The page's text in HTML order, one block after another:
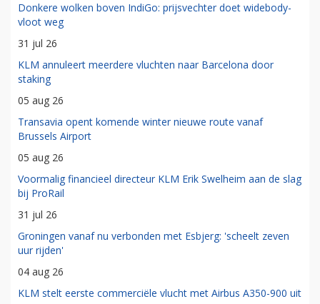
Donkere wolken boven IndiGo: prijsvechter doet widebody-
vloot weg
31 jul 26
KLM annuleert meerdere vluchten naar Barcelona door
staking
05 aug 26
Transavia opent komende winter nieuwe route vanaf
Brussels Airport
05 aug 26
Voormalig financieel directeur KLM Erik Swelheim aan de slag
bij ProRail
31 jul 26
Groningen vanaf nu verbonden met Esbjerg: 'scheelt zeven
uur rijden'
04 aug 26
KLM stelt eerste commerciële vlucht met Airbus A350-900 uit